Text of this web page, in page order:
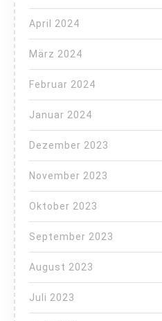
April 2024
März 2024
Februar 2024
Januar 2024
Dezember 2023
November 2023
Oktober 2023
September 2023
August 2023
Juli 2023